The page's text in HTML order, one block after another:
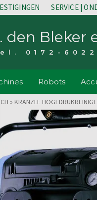
SERVICE |
den Bleker
0172-
Robots
» KRANZLE